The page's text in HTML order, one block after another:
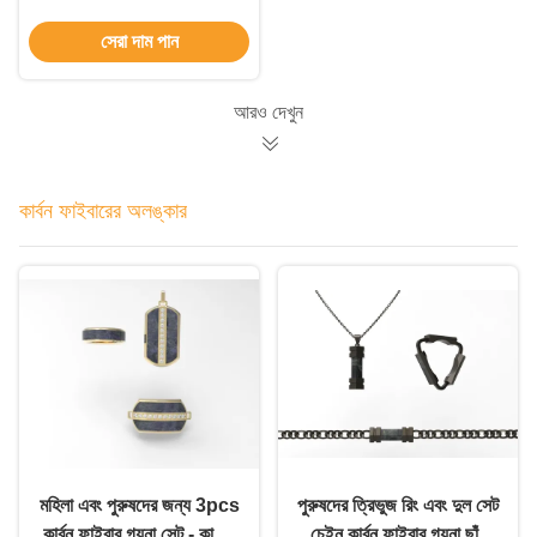
তৈরি
সেরা দাম পান
আরও দেখুন
কার্বন ফাইবারের অলঙ্কার
মহিলা এবং পুরুষদের জন্য 3pcs
পুরুষদের ত্রিভুজ রিং এবং দুল সেট